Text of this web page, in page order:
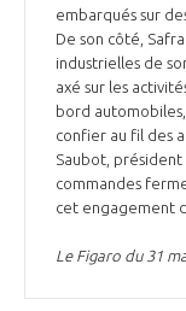
embarqués sur
De son côté,
industrielles de
axé sur les
bord
confier au fil des
Saubot,
commandes
cet engagement
Le Figaro du 31